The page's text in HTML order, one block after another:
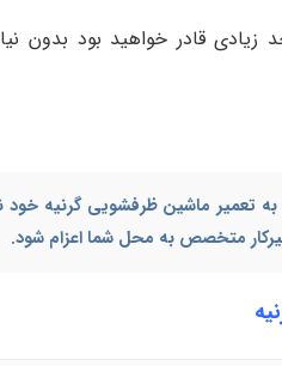
قادر خواهید بود بدون
تعمیر ماشین ظرفشویی گرنیه خود
متخصص به محل شما اعزام شود.